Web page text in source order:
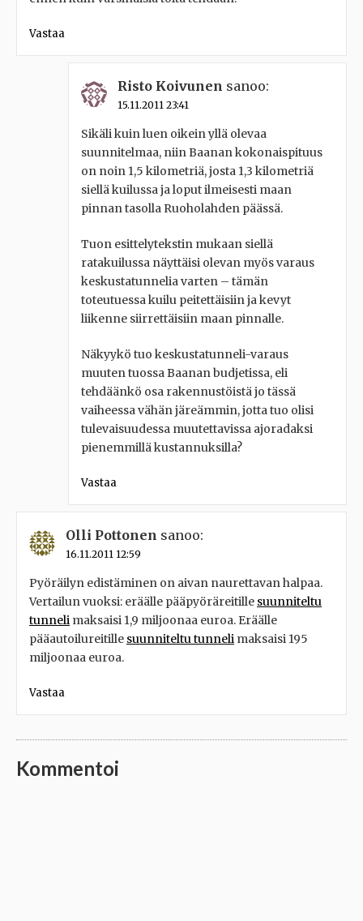
Vastaa
Risto Koivunen sanoo:
15.11.2011 23:41
Sikäli kuin luen oikein yllä olevaa
suunnitelmaa, niin Baanan kokonaispituus
on noin 1,5 kilometriä, josta 1,3 kilometriä
siellä kuilussa ja loput ilmeisesti maan
pinnan tasolla Ruoholahden päässä.
Tuon esittelytekstin mukaan siellä
ratakuilussa näyttäisi olevan myös varaus
keskustatunnelia varten – tämän
toteutuessa kuilu peitettäisiin ja kevyt
liikenne siirrettäisiin maan pinnalle.
Näkyykö tuo keskustatunneli-varaus
muuten tuossa Baanan budjetissa, eli
tehdäänkö osa rakennustöistä jo tässä
vaiheessa vähän järeämmin, jotta tuo olisi
tulevaisuudessa muutettavissa ajoradaksi
pienemmillä kustannuksilla?
Vastaa
Olli Pottonen sanoo:
16.11.2011 12:59
Pyöräilyn edistäminen on aivan naurettavan halpaa.
Vertailun vuoksi: eräälle pääpyöräreitille suunniteltu
tunneli maksaisi 1,9 miljoonaa euroa. Eräälle
pääautoilureitille suunniteltu tunneli maksaisi 195
miljoonaa euroa.
Vastaa
Kommentoi